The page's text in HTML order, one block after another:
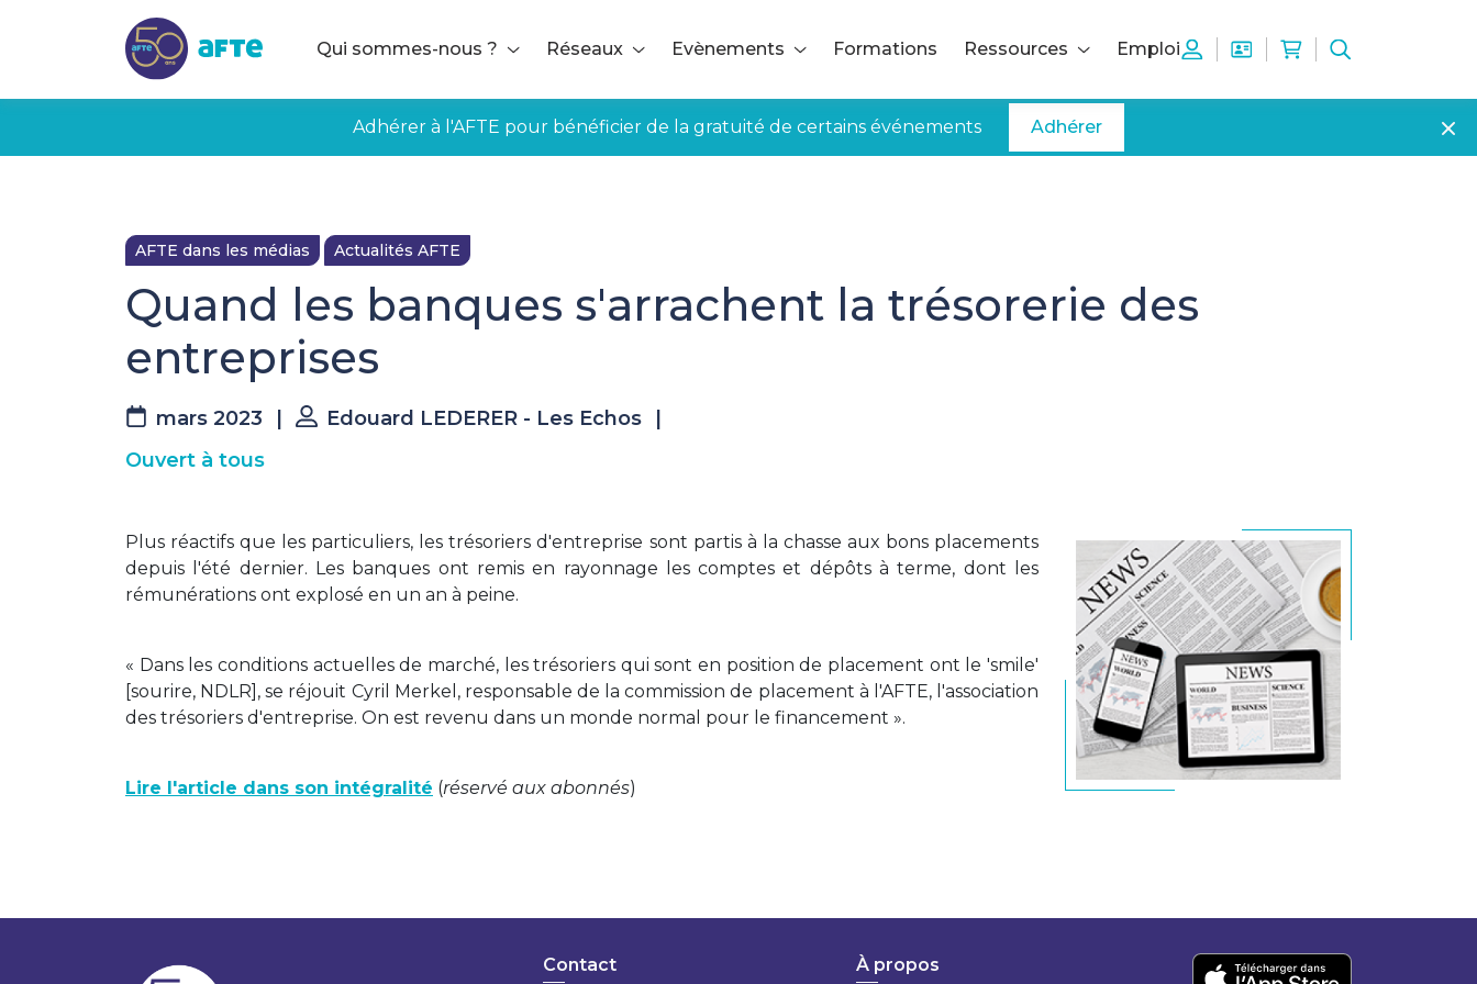
Qui sommes-nous ?
Réseaux Evènements Formations Ressources Emploi
Adhérer à l'AFTE pour bénéficier de la gratuité de certains événements Adhérer
AFTE dans les médias Actualités AFTE
Quand les banques s'arrachent la trésorerie des
entreprises
mars 2023 Edouard LEDERER - Les Echos
Ouvert à tous
Plus réactifs que les particuliers, les trésoriers d'entreprise sont partis à la chasse aux bons placements
depuis l'été dernier. Les banques ont remis en rayonnage les comptes et dépôts à terme, dont les
rémunérations ont explosé en un an à peine.
« Dans les conditions actuelles de marché, les trésoriers qui sont en position de placement ont le 'smile'
[sourire, NDLR], se réjouit Cyril Merkel, responsable de la commission de placement à l'AFTE, l'association
des trésoriers d'entreprise. On est revenu dans un monde normal pour le financement ».
Lire l'article dans son intégralité (réservé aux abonnés)
Contact À propos